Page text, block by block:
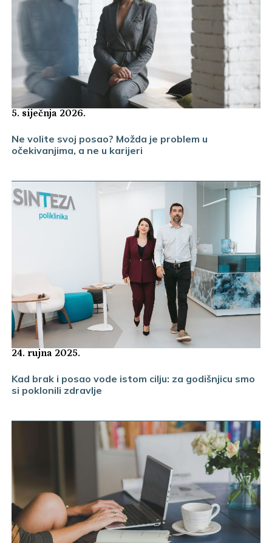
5. siječnja 2026.
Ne volite svoj posao? Možda je problem u
očekivanjima, a ne u karijeri
24. rujna 2025.
Kad brak i posao vode istom cilju: za godišnjicu smo
si poklonili zdravlje